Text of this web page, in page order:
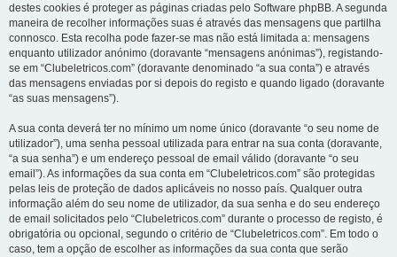
destes cookies é proteger as páginas criadas pelo Software phpBB. A segunda
maneira de recolher informações suas é através das mensagens que partilha
connosco. Esta recolha pode fazer-se mas não está limitada a: mensagens
enquanto utilizador anónimo (doravante “mensagens anónimas”), registando-
se em “Clubeletricos.com” (doravante denominado “a sua conta”) e através
das mensagens enviadas por si depois do registo e quando ligado (doravante
“as suas mensagens”).
A sua conta deverá ter no mínimo um nome único (doravante “o seu nome de
utilizador”), uma senha pessoal utilizada para entrar na sua conta (doravante,
“a sua senha”) e um endereço pessoal de email válido (doravante “o seu
email”). As informações da sua conta em “Clubeletricos.com” são protegidas
pelas leis de proteção de dados aplicáveis no nosso país. Qualquer outra
informação além do seu nome de utilizador, da sua senha e do seu endereço
de email solicitados pelo “Clubeletricos.com” durante o processo de registo, é
obrigatória ou opcional, segundo o critério de “Clubeletricos.com”. Em todo o
caso, tem a opção de escolher as informações da sua conta que serão